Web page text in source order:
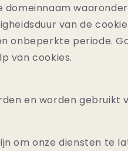
van de
onbeperkte periode.
van cookies.
en worden gebruikt
om onze diensten te